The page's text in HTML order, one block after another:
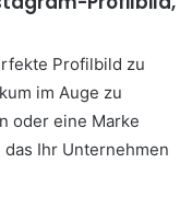
Profilbild zu
im Auge zu
oder eine Marke
Ihr Unternehmen